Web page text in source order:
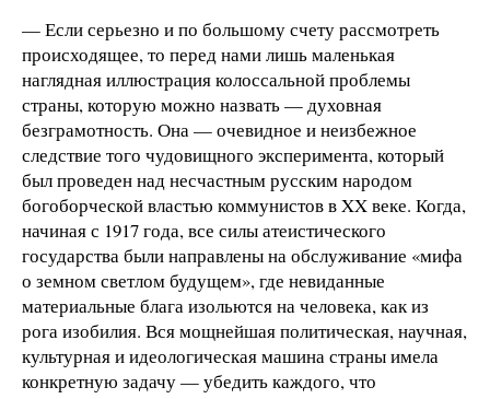
— Если серьезно и по большому счету рассмотреть
происходящее, то перед нами лишь маленькая
наглядная иллюстрация колоссальной проблемы
страны, которую можно назвать — духовная
безграмотность. Она — очевидное и неизбежное
следствие того чудовищного эксперимента, который
был проведен над несчастным русским народом
богоборческой властью коммунистов в XX веке. Когда,
начиная с 1917 года, все силы атеистического
государства были направлены на обслуживание «мифа
о земном светлом будущем», где невиданные
материальные блага изольются на человека, как из
рога изобилия. Вся мощнейшая политическая, научная,
культурная и идеологическая машина страны имела
конкретную задачу — убедить каждого, что